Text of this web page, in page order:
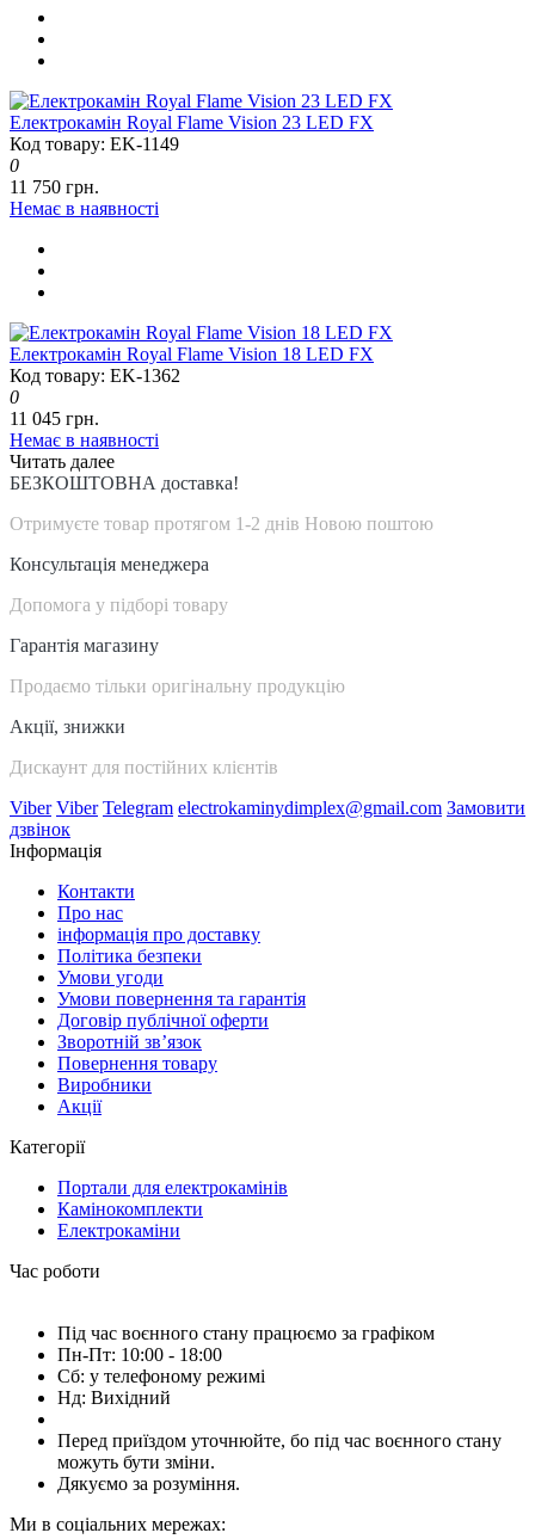
Електрокамін Royal Flame Vision 23 LED FX
Код товару: EK-1149
0
11 750 грн.
Немає в наявності
Електрокамін Royal Flame Vision 18 LED FX
Код товару: EK-1362
0
11 045 грн.
Немає в наявності
Читать далее
БЕЗКОШТОВНА доставка!
Отримуєте товар протягом 1-2 днів Новою поштою
Консультація менеджера
Допомога у підборі товару
Гарантія магазину
Продаємо тільки оригінальну продукцію
Акції, знижки
Дискаунт для постійних клієнтів
Viber Viber Telegram electrokaminydimplex@gmail.com Замовити
дзвінок
Інформація
Контакти
Про нас
інформація про доставку
Політика безпеки
Умови угоди
Умови повернення та гарантія
Договір публічної оферти
Зворотній зв’язок
Повернення товару
Виробники
Акції
Категорії
Портали для електрокамінів
Камінокомплекти
Електрокаміни
Час роботи
Під час воєнного стану працюємо за графіком
Пн-Пт: 10:00 - 18:00
Сб: у телефоному режимі
Нд: Вихідний
Перед приїздом уточнюйте, бо під час воєнного стану
можуть бути зміни.
Дякуємо за розуміння.
Ми в соціальних мережах: